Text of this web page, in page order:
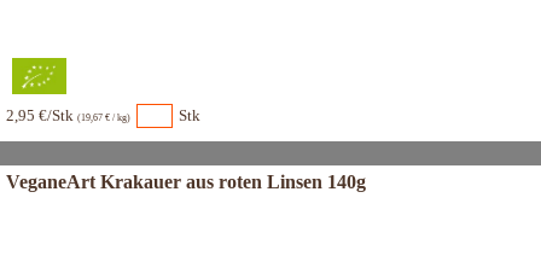
2,95 €/Stk (19,67 € / kg) Stk
VeganeArt Krakauer aus roten Linsen 140g